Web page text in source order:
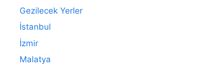
Gezilecek Yerler
İstanbul
İzmir
Malatya